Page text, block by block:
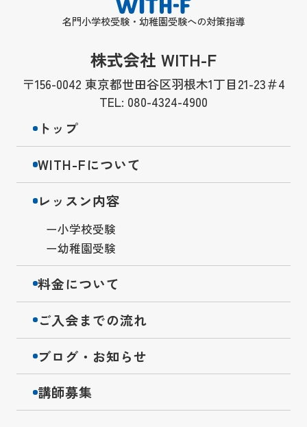
名門小学校受験・幼稚園受験への対策指導
株式会社 WITH-F
〒156-0042 東京都世田谷区羽根木1丁目21-23＃4
TEL: 080-4324-4900
トップ
WITH-Fについて
レッスン内容
小学校受験
幼稚園受験
料金について
ご入会までの流れ
ブログ・お知らせ
講師募集